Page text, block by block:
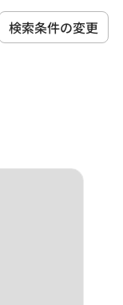
検索条件の変更